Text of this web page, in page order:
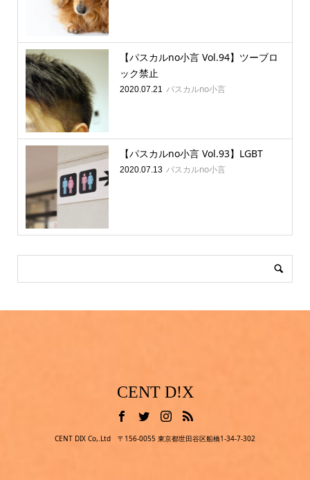
【パスカルno小言 Vol.94】ツーブロ
ック禁止
2020.07.21 パスカルno小言
【パスカルno小言 Vol.93】LGBT
2020.07.13 パスカルno小言
CENT D!X
CENT DIX Co,.Ltd 〒156-0055 東京都世田谷区船橋1-34-7-302